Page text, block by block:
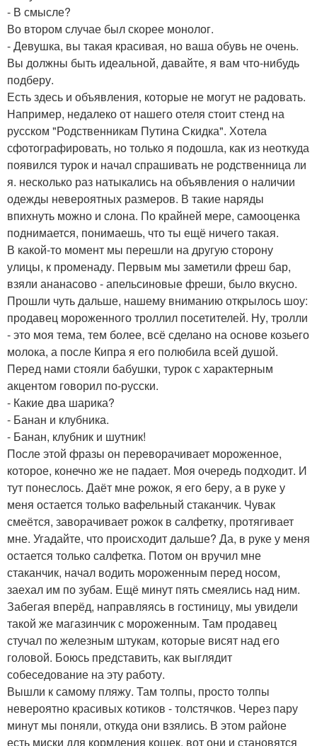
- В смысле?
Во втором случае был скорее монолог.
- Девушка, вы такая красивая, но ваша обувь не очень.
Вы должны быть идеальной, давайте, я вам что-нибудь
подберу.
Есть здесь и объявления, которые не могут не радовать.
Например, недалеко от нашего отеля стоит стенд на
русском "Родственникам Путина Скидка". Хотела
сфотографировать, но только я подошла, как из неоткуда
появился турок и начал спрашивать не родственница ли
я. несколько раз натыкались на объявления о наличии
одежды невероятных размеров. В такие наряды
впихнуть можно и слона. По крайней мере, самооценка
поднимается, понимаешь, что ты ещё ничего такая.
В какой-то момент мы перешли на другую сторону
улицы, к променаду. Первым мы заметили фреш бар,
взяли ананасово - апельсиновые фреши, было вкусно.
Прошли чуть дальше, нашему вниманию открылось шоу:
продавец мороженного троллил посетителей. Ну, тролли
- это моя тема, тем более, всё сделано на основе козьего
молока, а после Кипра я его полюбила всей душой.
Перед нами стояли бабушки, турок с характерным
акцентом говорил по-русски.
- Какие два шарика?
- Банан и клубника.
- Банан, клубник и шутник!
После этой фразы он переворачивает мороженное,
которое, конечно же не падает. Моя очередь подходит. И
тут понеслось. Даёт мне рожок, я его беру, а в руке у
меня остается только вафельный стаканчик. Чувак
смеётся, заворачивает рожок в салфетку, протягивает
мне. Угадайте, что происходит дальше? Да, в руке у меня
остается только салфетка. Потом он вручил мне
стаканчик, начал водить мороженным перед носом,
заехал им по зубам. Ещё минут пять смеялись над ним.
Забегая вперёд, направляясь в гостиницу, мы увидели
такой же магазинчик с мороженным. Там продавец
стучал по железным штукам, которые висят над его
головой. Боюсь представить, как выглядит
собеседование на эту работу.
Вышли к самому пляжу. Там толпы, просто толпы
невероятно красивых котиков - толстячков. Через пару
минут мы поняли, откуда они взялись. В этом районе
есть миски для кормления кошек, вот они и становятся